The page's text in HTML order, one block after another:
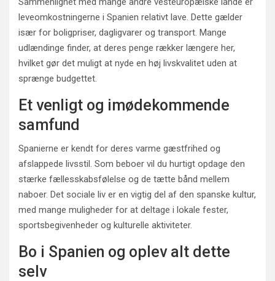
leveomkostningerne i Spanien relativt lave. Dette gælder
især for boligpriser, dagligvarer og transport. Mange
udlændinge finder, at deres penge rækker længere her,
hvilket gør det muligt at nyde en høj livskvalitet uden at
sprænge budgettet.
Et venligt og imødekommende
samfund
Spanierne er kendt for deres varme gæstfrihed og
afslappede livsstil. Som beboer vil du hurtigt opdage den
stærke fællesskabsfølelse og de tætte bånd mellem
naboer. Det sociale liv er en vigtig del af den spanske kultur,
med mange muligheder for at deltage i lokale fester,
sportsbegivenheder og kulturelle aktiviteter.
Bo i Spanien og oplev alt dette
selv